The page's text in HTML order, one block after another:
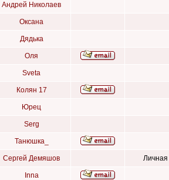
Андрей Николаев
Оксана
Дядька
Оля
Sveta
Колян 17
Юрец
Serg
Танюшка_
Сергей Демяшов Личная
Inna